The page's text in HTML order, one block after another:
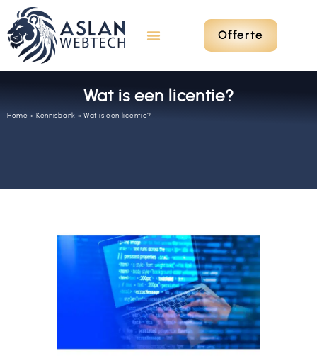
Offerte
Wat is een licentie?
Home » Kennisbank »Wat is een licentie?